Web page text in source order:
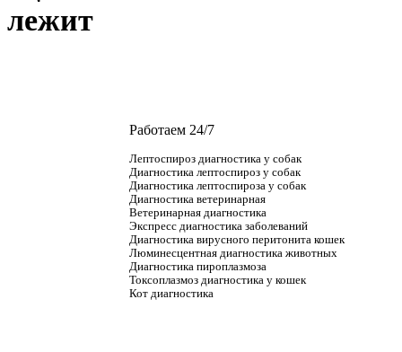
лежит
Работаем 24/7
Лептоспироз диагностика у собак
Диагностика лептоспироз у собак
Диагностика лептоспироза у собак
Диагностика ветеринарная
Ветеринарная диагностика
Экспресс диагностика заболеваний
Диагностика вирусного перитонита кошек
Люминесцентная диагностика животных
Диагностика пироплазмоза
Токсоплазмоз диагностика у кошек
Кот диагностика